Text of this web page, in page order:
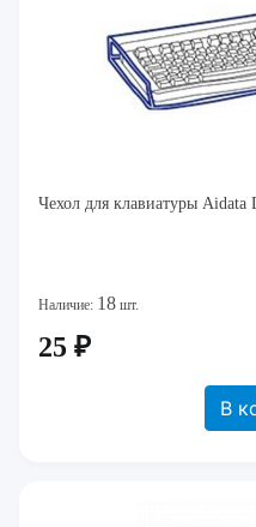
Чехол для клавиатуры
Наличие: 18 шт.
25 ₽
В